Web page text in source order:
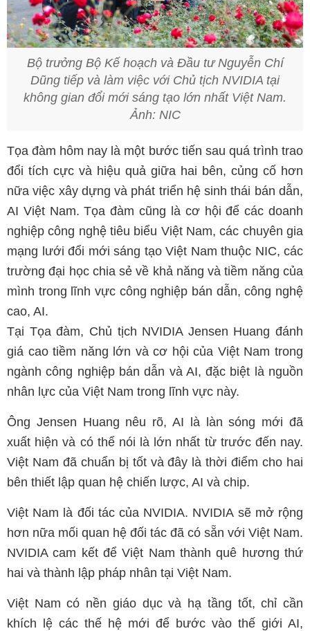
Bộ trưởng Bộ Kế hoạch và Đầu tư Nguyễn Chí
Dũng tiếp và làm việc với Chủ tịch NVIDIA tại
không gian đổi mới sáng tạo lớn nhất Việt Nam.
Ảnh: NIC
Tọa đàm hôm nay là một bước tiến sau quá trình trao
đổi tích cực và hiệu quả giữa hai bên, củng cố hơn
nữa việc xây dựng và phát triển hệ sinh thái bán dẫn,
AI Việt Nam. Tọa đàm cũng là cơ hội để các doanh
nghiệp công nghệ tiêu biểu Việt Nam, các chuyên gia
mạng lưới đổi mới sáng tạo Việt Nam thuộc NIC, các
trường đại học chia sẻ về khả năng và tiềm năng của
mình trong lĩnh vực công nghiệp bán dẫn, công nghệ
cao, AI.
Tại Tọa đàm, Chủ tịch NVIDIA Jensen Huang đánh
giá cao tiềm năng lớn và cơ hội của Việt Nam trong
ngành công nghiệp bán dẫn và AI, đặc biệt là nguồn
nhân lực của Việt Nam trong lĩnh vực này.
Ông Jensen Huang nêu rõ, AI là làn sóng mới đã
xuất hiện và có thể nói là lớn nhất từ trước đến nay.
Việt Nam đã chuẩn bị tốt và đây là thời điểm cho hai
bên thiết lập quan hệ chiến lược, AI và chip.
Việt Nam là đối tác của NVIDIA. NVIDIA sẽ mở rộng
hơn nữa mối quan hệ đối tác đã có sẵn với Việt Nam.
NVIDIA cam kết để Việt Nam thành quê hương thứ
hai và thành lập pháp nhân tại Việt Nam.
Việt Nam có nền giáo dục và hạ tầng tốt, chỉ cần
khích lệ các thế hệ mới để bước vào thế giới AI,